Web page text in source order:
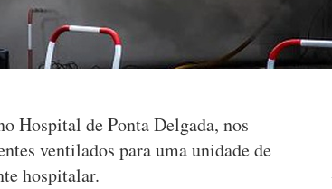
Hospital de Ponta Delgada, nos
ventilados para uma unidade de
hospitalar.